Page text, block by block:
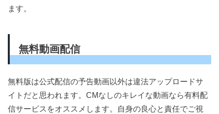
ます。
無料動画配信
無料版は公式配信の予告動画以外は違法アップロードサ
イトだと思われます。CMなしのキレイな動画なら有料配
信サービスをオススメします。自身の良心と責任でご視